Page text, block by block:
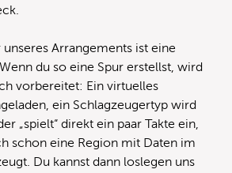
Arrangements ist eine
du so eine Spur erstellst, wird
vorbereitet: Ein virtuelles
ein Schlagzeugertyp wird
„spielt“ direkt ein paar Takte ein,
schon eine Region mit Daten im
Du kannst dann loslegen uns